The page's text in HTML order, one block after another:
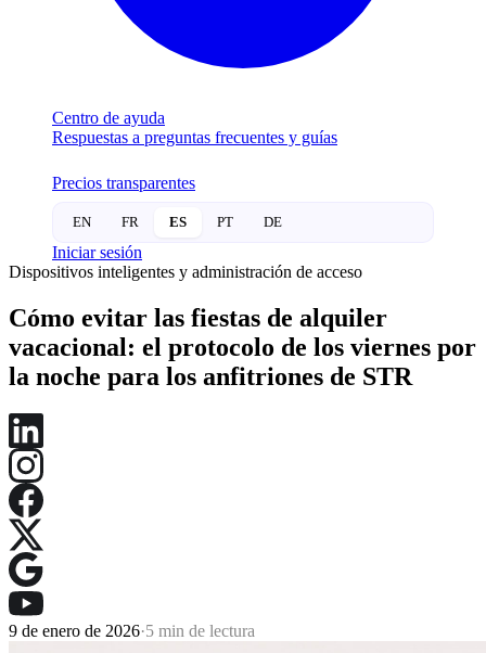
Centro de ayuda
Respuestas a preguntas frecuentes y guías
Precios transparentes
EN FR ES PT DE
Iniciar sesión
Dispositivos inteligentes y administración de acceso
Cómo evitar las fiestas de alquiler
vacacional: el protocolo de los viernes por
la noche para los anfitriones de STR
9 de enero de 2026·5 min de lectura